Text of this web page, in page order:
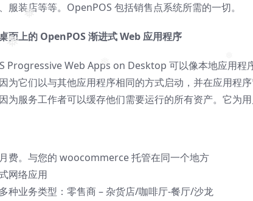
❅
❅ ❅
❅
服装店等等。OpenPOS 包括销售点系统所需的一切。
面上的 OpenPOS 渐进式 Web 应用程序
Progressive Web Apps on Desktop 可以像本地应用程
为它们以与其他应用程序相同的方式启动，并在应用程
为服务工作者可以缓存他们需要运行的所有资产。它为用
费。与您的 woocommerce 托管在同一个地方
网络应用
种业务类型：零售商 – 杂货店/咖啡厅-餐厅/沙龙